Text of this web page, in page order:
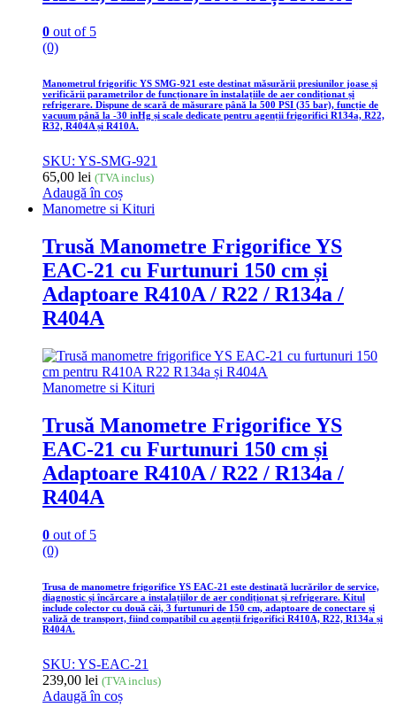
0 out of 5
(0)
Manometrul frigorific YS SMG-921 este destinat măsurării presiunilor joase și
verificării parametrilor de funcționare în instalațiile de aer condiționat și
refrigerare. Dispune de scară de măsurare până la 500 PSI (35 bar), funcție de
vacuum până la -30 inHg și scale dedicate pentru agenții frigorifici R134a, R22,
R32, R404A și R410A.
SKU: YS-SMG-921
65,00 lei (TVA inclus)
Adaugă în coș
Manometre si Kituri
Trusă Manometre Frigorifice YS
EAC-21 cu Furtunuri 150 cm și
Adaptoare R410A / R22 / R134a /
R404A
Manometre si Kituri
Trusă Manometre Frigorifice YS
EAC-21 cu Furtunuri 150 cm și
Adaptoare R410A / R22 / R134a /
R404A
0 out of 5
(0)
Trusa de manometre frigorifice YS EAC-21 este destinată lucrărilor de service,
diagnostic și încărcare a instalațiilor de aer condiționat și refrigerare. Kitul
include colector cu două căi, 3 furtunuri de 150 cm, adaptoare de conectare și
valiză de transport, fiind compatibil cu agenții frigorifici R410A, R22, R134a și
R404A.
SKU: YS-EAC-21
239,00 lei (TVA inclus)
Adaugă în coș